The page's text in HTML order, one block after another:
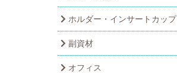
ホルダー・インサートカップ
副資材
オフィス